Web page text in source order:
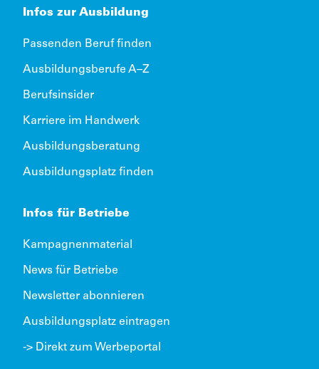
Infos zur Ausbildung
Passenden Beruf finden
Ausbildungsberufe A–Z
Berufsinsider
Karriere im Handwerk
Ausbildungsberatung
Ausbildungsplatz finden
Infos für Betriebe
Kampagnenmaterial
News für Betriebe
Newsletter abonnieren
Ausbildungsplatz eintragen
-> Direkt zum Werbeportal